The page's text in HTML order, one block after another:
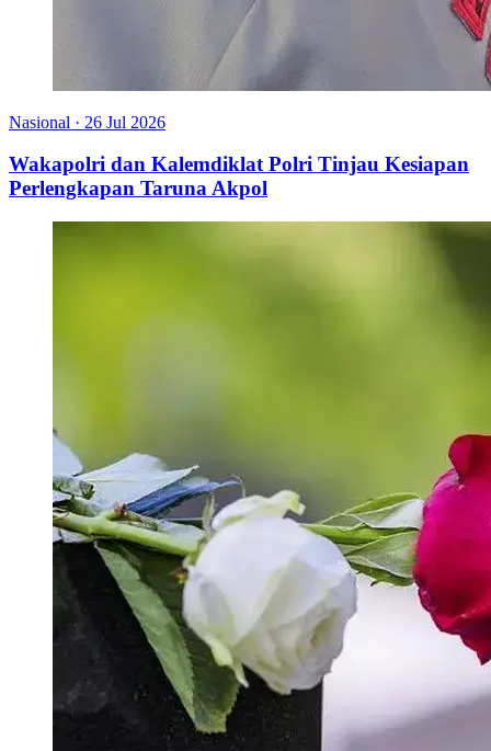
Nasional · 26 Jul 2026
Wakapolri dan Kalemdiklat Polri Tinjau Kesiapan
Perlengkapan Taruna Akpol